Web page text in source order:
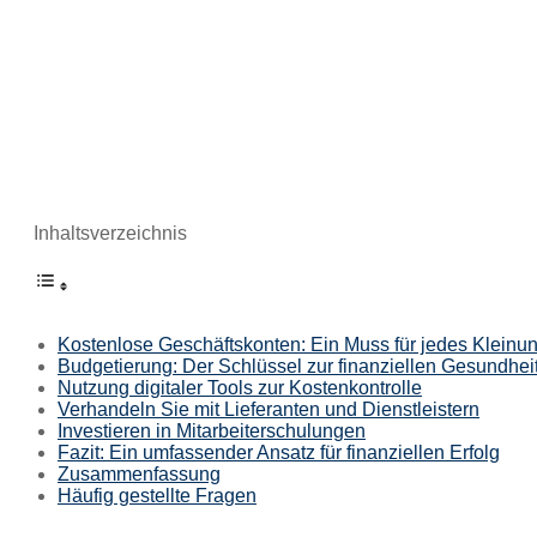
Inhaltsverzeichnis
Kostenlose Geschäftskonten: Ein Muss für jedes
Budgetierung: Der Schlüssel zur finanziellen
Nutzung digitaler Tools zur Kostenkontrolle
Verhandeln Sie mit Lieferanten und Dienstleistern
Investieren in Mitarbeiterschulungen
Fazit: Ein umfassender Ansatz für finanziellen Erfolg
Zusammenfassung
Häufig gestellte Fragen